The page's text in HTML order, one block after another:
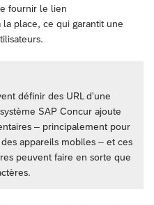
fournir le lien
la place, ce qui garantit une
définir des URL d'une
SAP Concur ajoute
– principalement pour
appareils mobiles – et ces
peuvent faire en sorte que